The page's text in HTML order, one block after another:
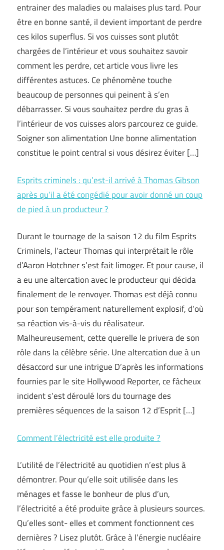
entrainer des maladies ou malaises plus tard. Pour
être en bonne santé, il devient important de perdre
ces kilos superflus. Si vos cuisses sont plutôt
chargées de l’intérieur et vous souhaitez savoir
comment les perdre, cet article vous livre les
différentes astuces. Ce phénomène touche
beaucoup de personnes qui peinent à s’en
débarrasser. Si vous souhaitez perdre du gras à
l’intérieur de vos cuisses alors parcourez ce guide.
Soigner son alimentation Une bonne alimentation
constitue le point central si vous désirez éviter […]
Esprits criminels : qu’est-il arrivé à Thomas Gibson
après qu’il a été congédié pour avoir donné un coup
de pied à un producteur ?
Durant le tournage de la saison 12 du film Esprits
Criminels, l’acteur Thomas qui interprétait le rôle
d’Aaron Hotchner s’est fait limoger. Et pour cause, il
a eu une altercation avec le producteur qui décida
finalement de le renvoyer. Thomas est déjà connu
pour son tempérament naturellement explosif, d’où
sa réaction vis-à-vis du réalisateur.
Malheureusement, cette querelle le privera de son
rôle dans la célèbre série. Une altercation due à un
désaccord sur une intrigue D’après les informations
fournies par le site Hollywood Reporter, ce fâcheux
incident s’est déroulé lors du tournage des
premières séquences de la saison 12 d’Esprit […]
Comment l’électricité est elle produite ?
L’utilité de l’électricité au quotidien n’est plus à
démontrer. Pour qu’elle soit utilisée dans les
ménages et fasse le bonheur de plus d’un,
l’électricité a été produite grâce à plusieurs sources.
Qu’elles sont- elles et comment fonctionnent ces
dernières ? Lisez plutôt. Grâce à l’énergie nucléaire